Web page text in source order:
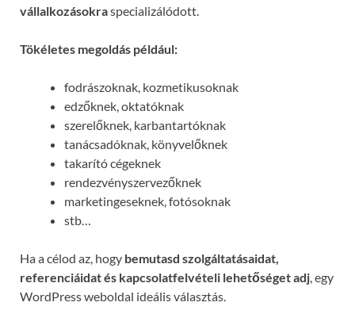
vállalkozásokraspecializálódott.
Tökéletes megoldás például:
fodrászoknak, kozmetikusoknak
edzőknek, oktatóknak
szerelőknek, karbantartóknak
tanácsadóknak, könyvelőknek
takarító cégeknek
rendezvényszervezőknek
marketingeseknek, fotósoknak
stb…
Ha a célod az, hogy bemutasd szolgáltatásaidat,
referenciáidat és kapcsolatfelvételi lehetőséget adj , egy
WordPress weboldal ideális választás.